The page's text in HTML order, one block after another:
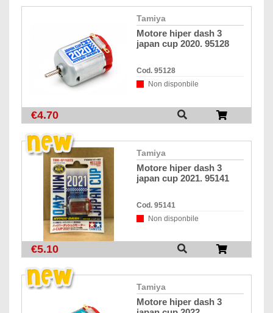
tamiya
motore hiper dash 3
japan cup 2020. 95128
Cod. 95128
Non disponbile
€4.70
tamiya
motore hiper dash 3
japan cup 2021. 95141
Cod. 95141
Non disponbile
€5.10
tamiya
motore hiper dash 3